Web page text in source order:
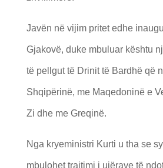
Javën në vijim pritet edhe
Gjakovë, duke mbuluar kështu
të pellgut të Drinit të Bardhë që
Shqipërinë, me Maqedoninë e
Zi dhe me Greqinë.
Nga kryeministri Kurti u tha se
mbulohet trajtimi i ujërave të